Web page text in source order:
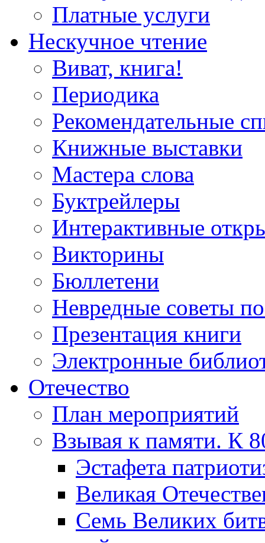
Платные услуги
Нескучное чтение
Виват, книга!
Периодика
Рекомендательные
Книжные выставки
Мастера слова
Буктрейлеры
Интерактивные
Викторины
Бюллетени
Невредные советы
Презентация книги
Электронные
Отечество
План мероприятий
Взывая к памяти. К
Эcтафета
Великая
Семь Великих